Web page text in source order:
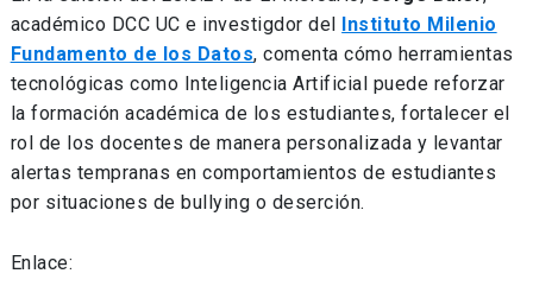
académico DCC UC e investigdor del Instituto Milenio
Fundamento de los Datos, comenta cómo herramientas
tecnológicas como Inteligencia Artificial puede reforzar
la formación académica de los estudiantes, fortalecer el
rol de los docentes de manera personalizada y levantar
alertas tempranas en comportamientos de estudiantes
por situaciones de bullying o deserción.
Enlace: